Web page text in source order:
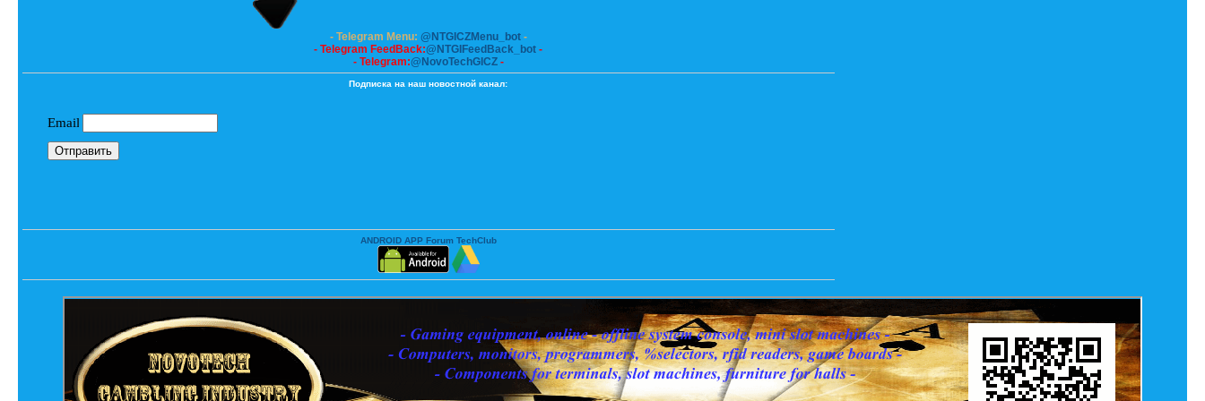
- Telegram Menu: @NTGICZMenu_bot-
- Telegram FeedBack:@NTGIFeedBack_bot -
- Telegram:@NovoTechGICZ-
Подписка на наш новостной канал:
ANDROID APP Forum TechClub